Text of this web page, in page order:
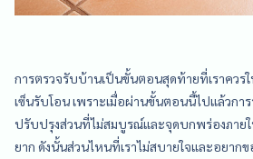
การตรวจรับบ้านเป็นขั้นตอนสุดท้ายที่เราควร
เซ็นรับโอน เพราะเมื่อผ่านขั้นตอนนี้ไปแล้วการ
ปรับปรุงส่วนที่ไม่สมบูรณ์และจุดบกพร่องภาย
ยาก ดังนั้นส่วนไหนที่เราไม่สบายใจและอยากข